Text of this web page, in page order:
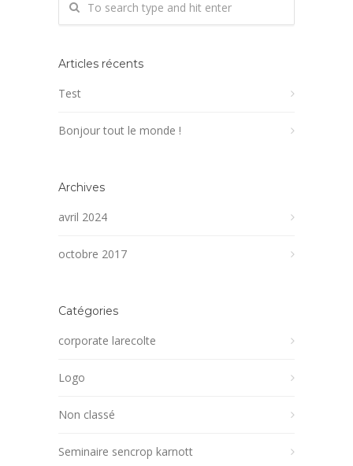
Articles récents
Test
Bonjour tout le monde !
Archives
avril 2024
octobre 2017
Catégories
corporate larecolte
Logo
Non classé
Seminaire sencrop karnott